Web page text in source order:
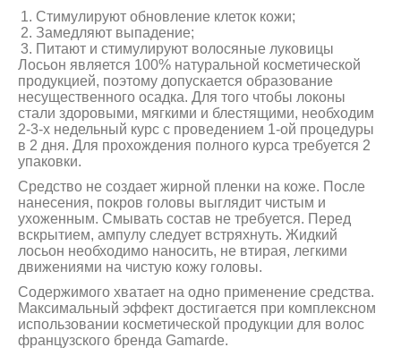
Стимулируют обновление клеток кожи;
Замедляют выпадение;
Питают и стимулируют волосяные луковицы
Лосьон является 100% натуральной косметической
продукцией, поэтому допускается образование
несущественного осадка. Для того чтобы локоны
стали здоровыми, мягкими и блестящими, необходим
2-3-х недельный курс с проведением 1-ой процедуры
в 2 дня. Для прохождения полного курса требуется 2
упаковки.
Средство не создает жирной пленки на коже. После
нанесения, покров головы выглядит чистым и
ухоженным. Смывать состав не требуется. Перед
вскрытием, ампулу следует встряхнуть. Жидкий
лосьон необходимо наносить, не втирая, легкими
движениями на чистую кожу головы.
Содержимого хватает на одно применение средства.
Максимальный эффект достигается при комплексном
использовании косметической продукции для волос
французского бренда Gamarde.